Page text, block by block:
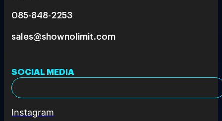
085-848-2253
sales@shownolimit.com
SOCIAL MEDIA
Instagram